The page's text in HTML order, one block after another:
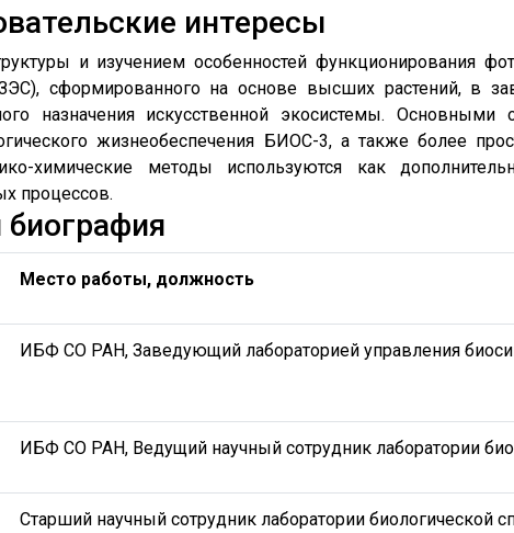
интересы
и изучением особенностей функционирования
сформированного на основе высших растений, в
назначения искусственной экосистемы. Основными
жизнеобеспечения БИОС-3, а также более
химические методы используются как
процессов.
биография
Место работы, должность
ИБФ СО РАН, Заведующий лабораторией управления
ИБФ СО РАН, Ведущий научный сотрудник лаборатории
Старший научный сотрудник лаборатории биологической